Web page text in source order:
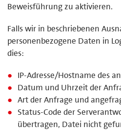
Beweisführung zu aktivieren.
Falls wir in beschriebenen
personenbezogene Daten in
dies:
IP-Adresse/Hostname des
Datum und Uhrzeit der
Art der Anfrage und
Status-Code der
übertragen, Datei nicht